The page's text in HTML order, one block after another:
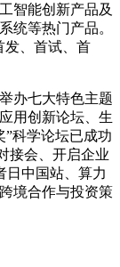
智能创新产品及
统等热门产品。
发、首试、首
办七大特色主题
用创新论坛、生
”科学论坛已成功
接会、开启企业
日中国站、算力
境合作与投资策